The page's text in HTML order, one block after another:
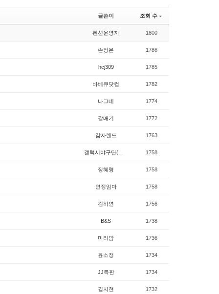
글쓴이 조회 수
펜션운영자 1800
손정은 1786
hcj309 1785
바베큐닷컴 1782
나그네 1774
갈매기 1772
감자랜드 1763
갤럭시야구단(김해관내) 1758
장혜령 1758
연정엄마 1758
김하연 1756
B&S 1738
마리맘 1736
윤소정 1734
JJ특판 1734
김지현 1732